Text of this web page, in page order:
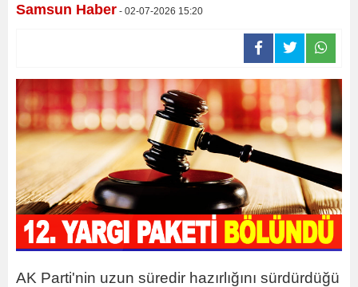
Samsun Haber - 02-07-2026 15:20
AK Parti'nin uzun süredir hazırlığını sürdürdüğü